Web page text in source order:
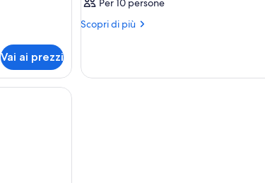
Vai ai prezzi
Per 10 persone
Scopri di più
Altri